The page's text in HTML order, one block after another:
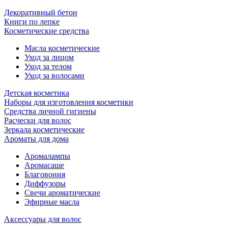
Декоративный бетон
Книги по лепке
Косметические средства
Масла косметические
Уход за лицом
Уход за телом
Уход за волосами
Детская косметика
Наборы для изготовления косметики
Средства личной гигиены
Расчески для волос
Зеркала косметические
Ароматы для дома
Аромалампы
Аромасаше
Благовония
Диффузоры
Свечи ароматические
Эфирные масла
Аксессуары для волос